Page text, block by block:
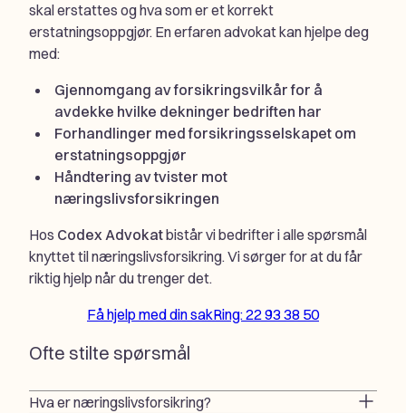
skal erstattes og hva som er et korrekt
erstatningsoppgjør. En erfaren advokat kan hjelpe deg
med:
Gjennomgang av forsikringsvilkår for å
avdekke hvilke dekninger bedriften har
Forhandlinger med forsikringsselskapet om
erstatningsoppgjør
Håndtering av tvister mot
næringslivsforsikringen
Hos Codex Advokatbistår vi bedrifter i alle spørsmål
knyttet til næringslivsforsikring. Vi sørger for at du får
riktig hjelp når du trenger det.
Få hjelp med din sakRing: 22 93 38 50
Ofte stilte spørsmål
Hva er næringslivsforsikring?